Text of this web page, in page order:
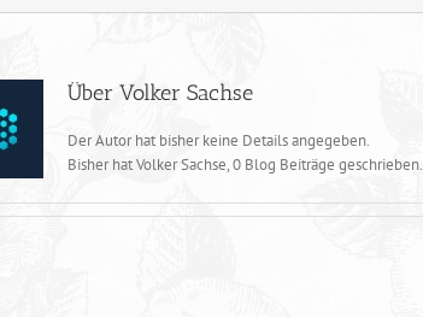
Über Volker Sachse
Der Autor hat bisher keine Details angegeben.
Bisher hat Volker Sachse, 0 Blog Beiträge geschrieben.